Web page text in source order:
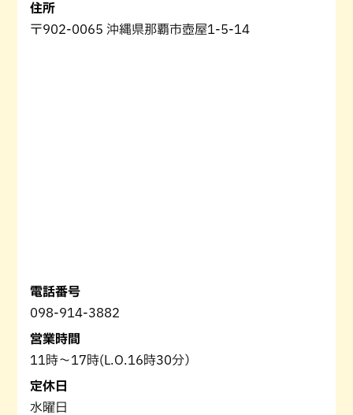
住所
〒902-0065 沖縄県那覇市壺屋1-5-14
電話番号
098-914-3882
営業時間
11時～17時(L.O.16時30分）
定休日
水曜日